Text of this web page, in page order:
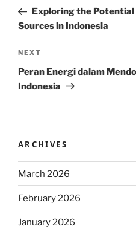
PostExploring the Potential
Sources in Indonesia
Next
Post
NEXT
Peran Energi dalam
Indonesia
ARCHIVES
March 2026
February 2026
January 2026